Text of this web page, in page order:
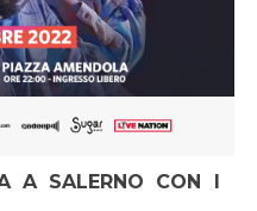
A SALERNO CON I